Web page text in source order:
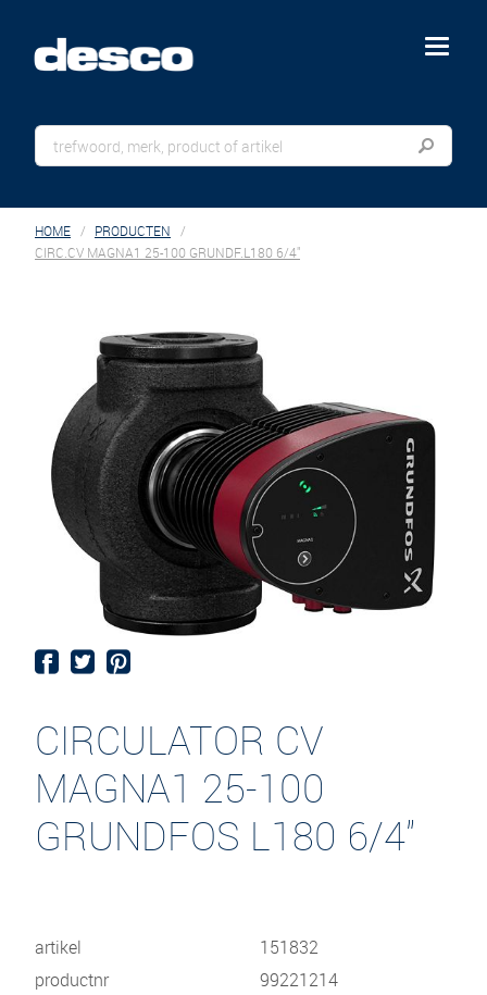
menu
HOME
PRODUCTEN
CIRC.CV MAGNA1 25-100 GRUNDF.L180 6/4"
CIRCULATOR CV
MAGNA1 25-100
GRUNDFOS L180 6/4"
artikel
151832
productnr
99221214